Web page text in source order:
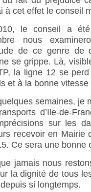
à cet effet le conseil
le conseil a
nous
de ce genre de
se grippe. Là,
la ligne 12 se
et à la bonne vitesse
semaines, je
d’Ile-de-
sur les
recevoir en
Ce sera une bonne
jamais nous
la dignité de tous
si longtemps.